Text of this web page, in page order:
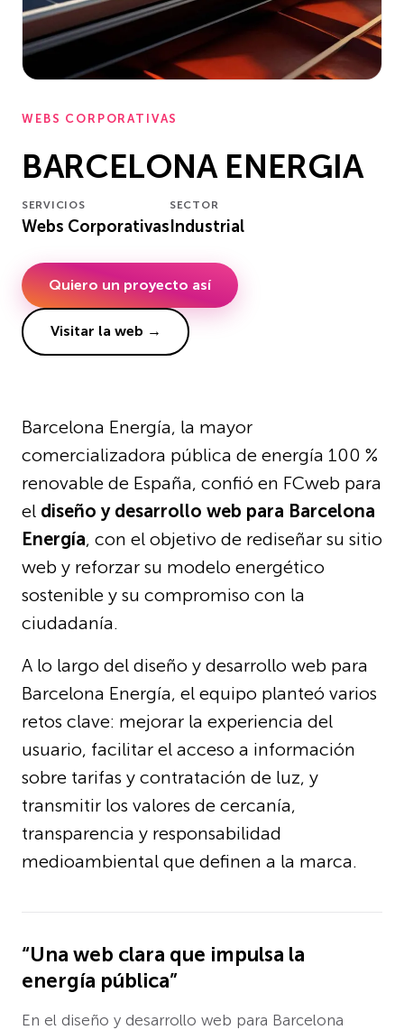
WEBS CORPORATIVAS
BARCELONA ENERGIA
SERVICIOS
Webs Corporativas
SECTOR
Industrial
Quiero un proyecto así
Visitar la web →
Barcelona Energía, la mayor
comercializadora pública de energía 100 %
renovable de España, confió en FCweb para
el diseño y desarrollo web para Barcelona
Energía, con el objetivo de rediseñar su sitio
web y reforzar su modelo energético
sostenible y su compromiso con la
ciudadanía.
A lo largo del diseño y desarrollo web para
Barcelona Energía, el equipo planteó varios
retos clave: mejorar la experiencia del
usuario, facilitar el acceso a información
sobre tarifas y contratación de luz, y
transmitir los valores de cercanía,
transparencia y responsabilidad
medioambiental que definen a la marca.
“Una web clara que impulsa la
energía pública”
En el diseño y desarrollo web para Barcelona